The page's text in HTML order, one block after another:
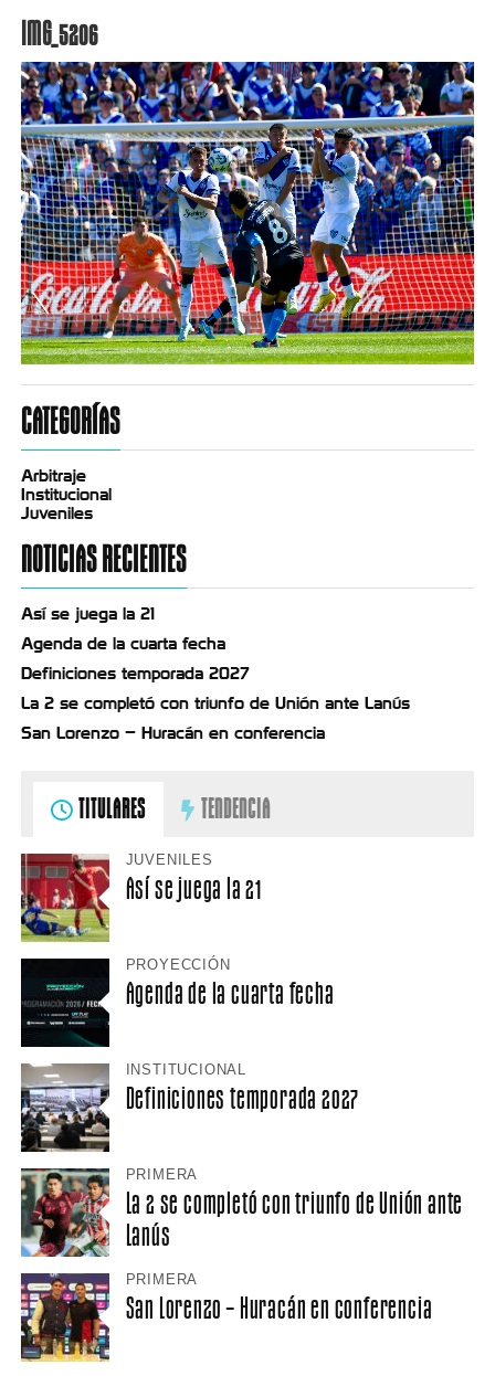
IMG_5206
CATEGORÍAS
Arbitraje
Institucional
Juveniles
NOTICIAS RECIENTES
Así se juega la 21
Agenda de la cuarta fecha
Definiciones temporada 2027
La 2 se completó con triunfo de Unión ante Lanús
San Lorenzo – Huracán en conferencia
TITULARES TENDENCIA
JUVENILES
Así se juega la 21
PROYECCIÓN
Agenda de la cuarta fecha
INSTITUCIONAL
Definiciones temporada 2027
PRIMERA
La 2 se completó con triunfo de Unión ante
Lanús
PRIMERA
San Lorenzo – Huracán en conferencia